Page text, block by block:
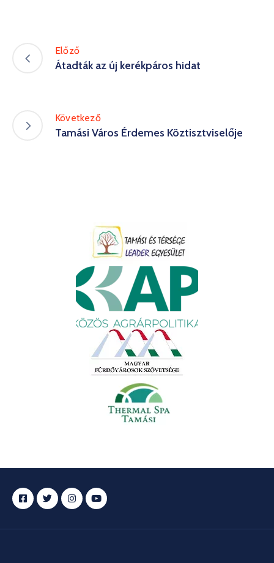
Előző
Átadták az új kerékpáros hidat
Következő
Tamási Város Érdemes Köztisztviselője